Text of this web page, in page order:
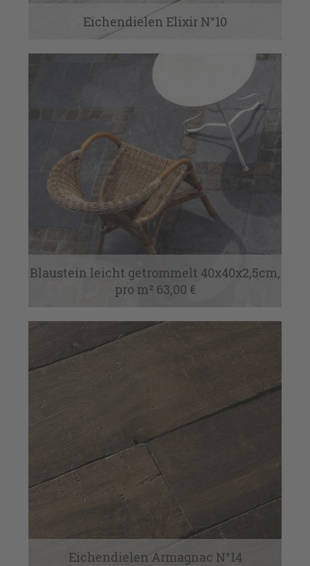
Eichendielen Elixir N°10
Blaustein leicht getrommelt 40x40x2,5cm,
pro m² 63,00 €
Eichendielen Armagnac N°14